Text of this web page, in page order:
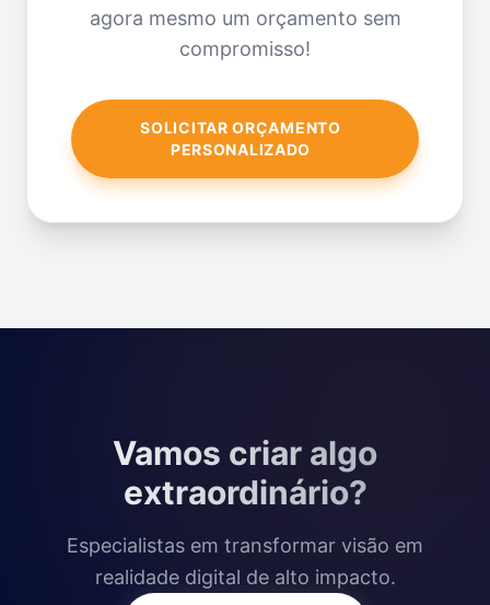
agora mesmo um orçamento sem
compromisso!
SOLICITAR ORÇAMENTO
PERSONALIZADO
Vamos criar algo
extraordinário?
Especialistas em transformar visão em
realidade digital de alto impacto.